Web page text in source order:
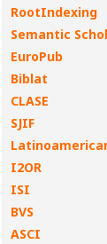
RootIndexing
Semantic
EuroPub
Biblat
CLASE
SJIF
I2OR
ISI
BVS
ASCI